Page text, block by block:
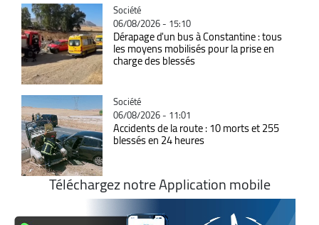
Catégorie
Société
06/08/2026 - 15:10
Dérapage d'un bus à Constantine : tous
les moyens mobilisés pour la prise en
charge des blessés
Catégorie
Société
06/08/2026 - 11:01
Accidents de la route : 10 morts et 255
blessés en 24 heures
Téléchargez notre Application mobile